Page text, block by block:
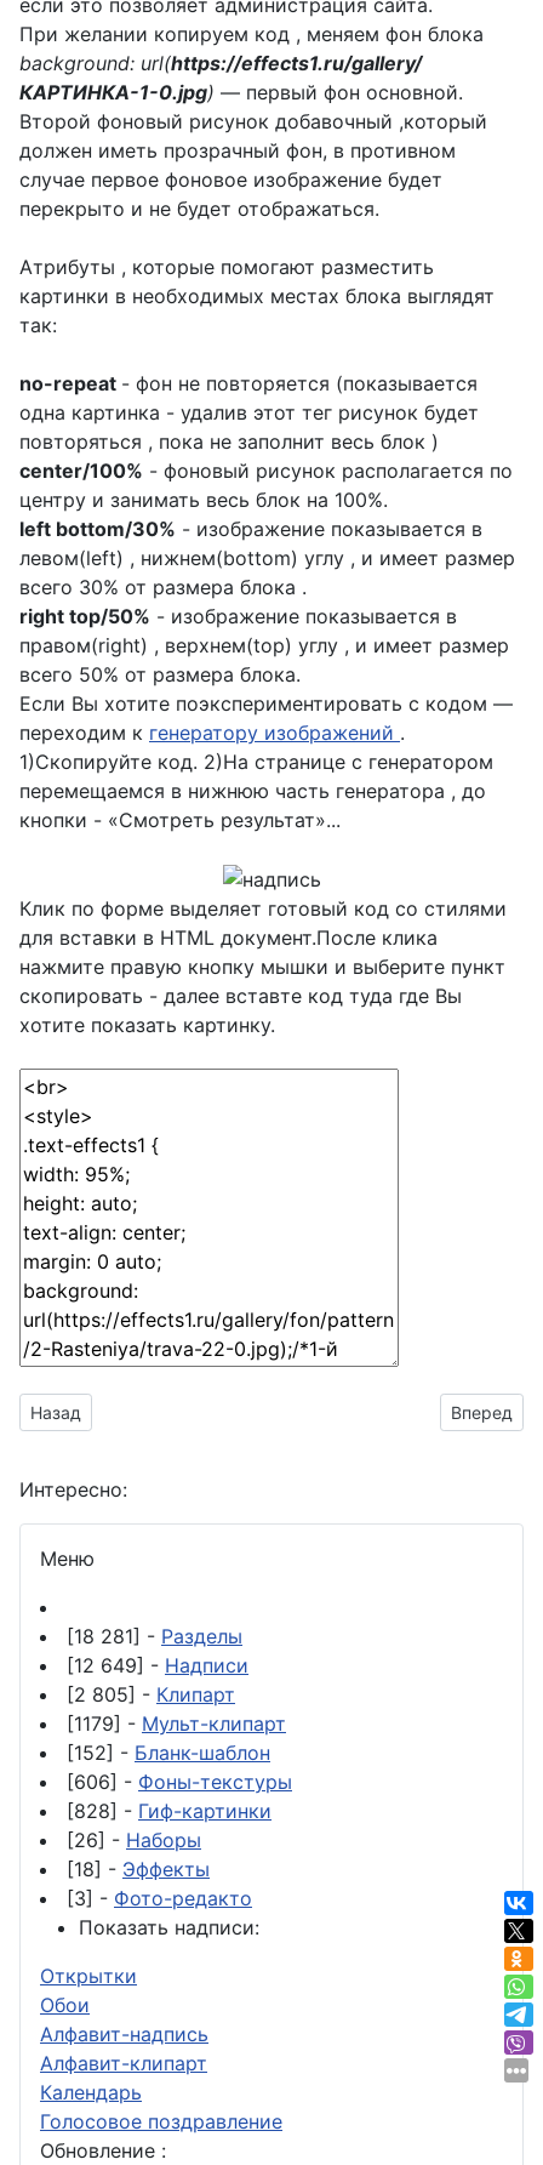
При желании копируем код , меняем фон блока
background: url(https://effects1.ru/gallery/
КАРТИНКА-1-0.jpg) — первый фон основной.
Второй фоновый рисунок добавочный ,который
должен иметь прозрачный фон, в противном
случае первое фоновое изображение будет
перекрыто и не будет отображаться.
Атрибуты , которые помогают разместить
картинки в необходимых местах блока выглядят
так:
no-repeat - фон не повторяется (показывается
одна картинка - удалив этот тег рисунок будет
повторяться , пока не заполнит весь блок )
center/100% - фоновый рисунок располагается по
центру и занимать весь блок на 100%.
left bottom/30% - изображение показывается в
левом(left) , нижнем(bottom) углу , и имеет размер
всего 30% от размера блока .
right top/50% - изображение показывается в
правом(right) , верхнем(top) углу , и имеет размер
всего 50% от размера блока.
Если Вы хотите поэкспериментировать с кодом —
переходим к генератору изображений .
1)Скопируйте код. 2)На странице с генератором
перемещаемся в нижнюю часть генератора , до
кнопки - «Смотреть результат»...
Клик по форме выделяет готовый код со стилями
для вставки в HTML документ.После клика
нажмите правую кнопку мышки и выберите пункт
скопировать - далее вставте код туда где Вы
хотите показать картинку.
Предыдущий материал: Сделать поздравление для
Назад Вперед
Интересно:
Меню
[18 281] - Разделы
[12 649] - Надписи
[2 805] - Клипарт
[1179] - Мульт-клипарт
[152] - Бланк-шаблон
[606] - Фоны-текстуры
[828] - Гиф-картинки
[26] - Наборы
[18] - Эффекты
[3] - Фото-редакто
Показать надписи:
Открытки
Обои
Алфавит-надпись
Алфавит-клипарт
Календарь
Голосовое поздравление
Обновление :